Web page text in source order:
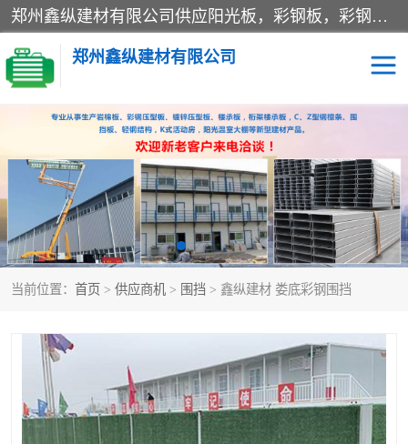
郑州鑫纵建材有限公司供应阳光板，彩钢板，彩钢钢构工程是一家集生产销售租赁安装于一体的企业，主要生产PC采光板，耐力板，仿古琉璃采光板，岩棉板、彩钢压型板、镀锌压型板、桁架楼承板，C、Z型钢檩条、围挡板、轻钢结构，阳光温室大棚等新型建材产品。公司旗下有多台移动式高空压瓦机租赁，承接全国各地业务，专业对外租赁各种型号压瓦机。
郑州鑫纵建材有限公司
当前位置： 首页 > 供应商机 > 围挡 > 鑫纵建材 娄底彩钢围挡
高空瓦机租赁 ASA合成树脂仿古瓦
CZ型钢 FRP采光板
PC多层板 PC耐力板
建筑围挡 楼层板
新型活动房 压型彩钢板
岩棉板 钢结构配件
围挡 彩钢板